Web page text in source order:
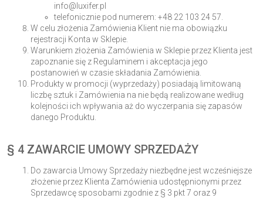
info@luxifer.pl
telefonicznie pod numerem: +48 22 103 24 57.
W celu złożenia Zamówienia Klient nie ma obowiązku
rejestracji Konta w Sklepie.
Warunkiem złożenia Zamówienia w Sklepie przez Klienta jest
zapoznanie się z Regulaminem i akceptacja jego
postanowień w czasie składania Zamówienia.
Produkty w promocji (wyprzedaży) posiadają limitowaną
liczbę sztuk i Zamówienia na nie będą realizowane według
kolejności ich wpływania aż do wyczerpania się zapasów
danego Produktu.
§ 4 ZAWARCIE UMOWY SPRZEDAŻY
Do zawarcia Umowy Sprzedaży niezbędne jest wcześniejsze
złożenie przez Klienta Zamówienia udostępnionymi przez
Sprzedawcę sposobami zgodnie z § 3 pkt 7 oraz 9